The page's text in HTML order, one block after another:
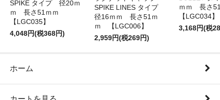
SPIKE タイプ 径20ｍ
ｍ 長さ51ｍｍ
【LGC035】
4,048円(税368円)
SPIKE LINES タイプ
径16ｍｍ 長さ51ｍ
ｍ 【LGC006】
2,959円(税269円)
ｍｍ 長さ
【LGC034】
3,168円(税
ホーム